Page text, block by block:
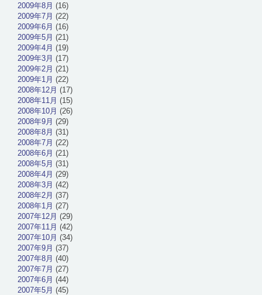
2009年8月 (16)
2009年7月 (22)
2009年6月 (16)
2009年5月 (21)
2009年4月 (19)
2009年3月 (17)
2009年2月 (21)
2009年1月 (22)
2008年12月 (17)
2008年11月 (15)
2008年10月 (26)
2008年9月 (29)
2008年8月 (31)
2008年7月 (22)
2008年6月 (21)
2008年5月 (31)
2008年4月 (29)
2008年3月 (42)
2008年2月 (37)
2008年1月 (27)
2007年12月 (29)
2007年11月 (42)
2007年10月 (34)
2007年9月 (37)
2007年8月 (40)
2007年7月 (27)
2007年6月 (44)
2007年5月 (45)